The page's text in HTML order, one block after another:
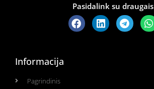
Pasidalink su draugais
Informacija
Pagrindinis